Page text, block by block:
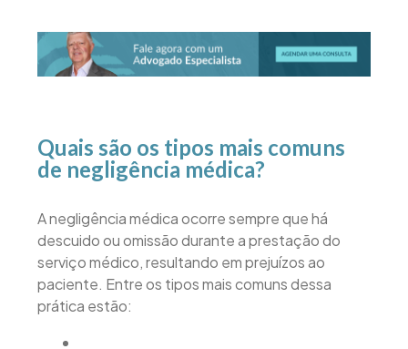
Quais são os tipos mais comuns
de negligência médica?
A negligência médica ocorre sempre que há
descuido ou omissão durante a prestação do
serviço médico, resultando em prejuízos ao
paciente. Entre os tipos mais comuns dessa
prática estão: